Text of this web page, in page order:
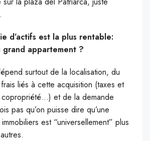
d’actifs est la plus rentable:
appartement ?
surtout de la localisation, du
liés à cette acquisition (taxes et
et de la demande
pas qu’on puisse dire qu’une
est “universellement” plus